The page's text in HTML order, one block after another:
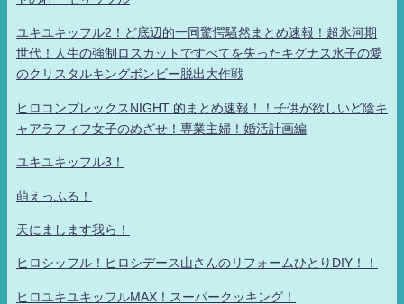
ユキユキッフル2！ど底辺的一同驚愕騒然まとめ速報！超氷河期
世代！人生の強制ロスカットですべてを失ったキグナス氷子の愛
のクリスタルキングボンビー脱出大作戦
ヒロコンプレックスNIGHT 的まとめ速報！！子供が欲しいど陰キ
ャアラフィフ女子のめざせ！専業主婦！婚活計画編
ユキユキッフル3！
萌えっふる！
天にまします我ら！
ヒロシッフル！ヒロシデース山さんのリフォームひとりDIY！！
ヒロユキユキッフルMAX！スーパークッキング！